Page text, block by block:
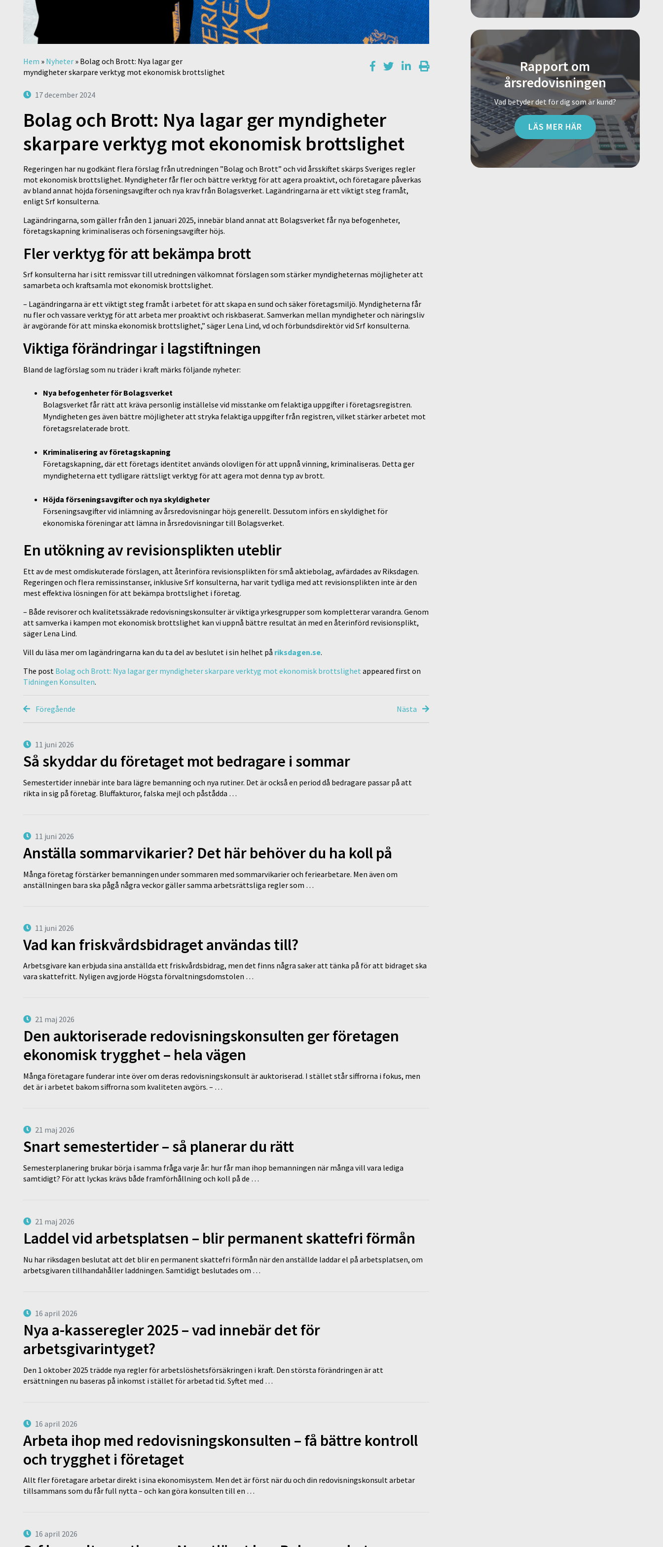
Hem » Nyheter » Bolag och Brott: Nya lagar ger
myndigheter skarpare verktyg mot ekonomisk brottslighet
17 december 2024
Bolag och Brott: Nya lagar ger myndigheter
skarpare verktyg mot ekonomisk brottslighet
Regeringen har nu godkänt flera förslag från utredningen ”Bolag och Brott” och vid årsskiftet skärps Sveriges regler
mot ekonomisk brottslighet. Myndigheter får fler och bättre verktyg för att agera proaktivt, och företagare påverkas
av bland annat höjda förseningsavgifter och nya krav från Bolagsverket. Lagändringarna är ett viktigt steg framåt,
enligt Srf konsulterna.
Lagändringarna, som gäller från den 1 januari 2025, innebär bland annat att Bolagsverket får nya befogenheter,
företagskapning kriminaliseras och förseningsavgifter höjs.
Fler verktyg för att bekämpa brott
Srf konsulterna har i sitt remissvar till utredningen välkomnat förslagen som stärker myndigheternas möjligheter att
samarbeta och kraftsamla mot ekonomisk brottslighet.
– Lagändringarna är ett viktigt steg framåt i arbetet för att skapa en sund och säker företagsmiljö. Myndigheterna får
nu fler och vassare verktyg för att arbeta mer proaktivt och riskbaserat. Samverkan mellan myndigheter och näringsliv
är avgörande för att minska ekonomisk brottslighet,” säger Lena Lind, vd och förbundsdirektör vid Srf konsulterna.
Viktiga förändringar i lagstiftningen
Bland de lagförslag som nu träder i kraft märks följande nyheter:
Nya befogenheter för Bolagsverket
Bolagsverket får rätt att kräva personlig inställelse vid misstanke om felaktiga uppgifter i företagsregistren.
Myndigheten ges även bättre möjligheter att stryka felaktiga uppgifter från registren, vilket stärker arbetet mot
företagsrelaterade brott.
Kriminalisering av företagskapning
Företagskapning, där ett företags identitet används olovligen för att uppnå vinning, kriminaliseras. Detta ger
myndigheterna ett tydligare rättsligt verktyg för att agera mot denna typ av brott.
Höjda förseningsavgifter och nya skyldigheter
Förseningsavgifter vid inlämning av årsredovisningar höjs generellt. Dessutom införs en skyldighet för
ekonomiska föreningar att lämna in årsredovisningar till Bolagsverket.
En utökning av revisionsplikten uteblir
Ett av de mest omdiskuterade förslagen, att återinföra revisionsplikten för små aktiebolag, avfärdades av Riksdagen.
Regeringen och flera remissinstanser, inklusive Srf konsulterna, har varit tydliga med att revisionsplikten inte är den
mest effektiva lösningen för att bekämpa brottslighet i företag.
– Både revisorer och kvalitetssäkrade redovisningskonsulter är viktiga yrkesgrupper som kompletterar varandra. Genom
att samverka i kampen mot ekonomisk brottslighet kan vi uppnå bättre resultat än med en återinförd revisionsplikt,
säger Lena Lind.
Vill du läsa mer om lagändringarna kan du ta del av beslutet i sin helhet på riksdagen.se.
The post Bolag och Brott: Nya lagar ger myndigheter skarpare verktyg mot ekonomisk brottslighet appeared first on
Tidningen Konsulten.
Föregående Nästa
11 juni 2026
Så skyddar du företaget mot bedragare i sommar
Semestertider innebär inte bara lägre bemanning och nya rutiner. Det är också en period då bedragare passar på att
rikta in sig på företag. Bluffakturor, falska mejl och påstådda …
11 juni 2026
Anställa sommarvikarier? Det här behöver du ha koll på
Många företag förstärker bemanningen under sommaren med sommarvikarier och feriearbetare. Men även om
anställningen bara ska pågå några veckor gäller samma arbetsrättsliga regler som …
11 juni 2026
Vad kan friskvårdsbidraget användas till?
Arbetsgivare kan erbjuda sina anställda ett friskvårdsbidrag, men det finns några saker att tänka på för att bidraget ska
vara skattefritt. Nyligen avgjorde Högsta förvaltningsdomstolen …
21 maj 2026
Den auktoriserade redovisningskonsulten ger företagen
ekonomisk trygghet – hela vägen
Många företagare funderar inte över om deras redovisningskonsult är auktoriserad. I stället står siffrorna i fokus, men
det är i arbetet bakom siffrorna som kvaliteten avgörs. – …
21 maj 2026
Snart semestertider – så planerar du rätt
Semesterplanering brukar börja i samma fråga varje år: hur får man ihop bemanningen när många vill vara lediga
samtidigt? För att lyckas krävs både framförhållning och koll på de …
21 maj 2026
Laddel vid arbetsplatsen – blir permanent skattefri förmån
Nu har riksdagen beslutat att det blir en permanent skattefri förmån när den anställde laddar el på arbetsplatsen, om
arbetsgivaren tillhandahåller laddningen. Samtidigt beslutades om …
16 april 2026
Nya a-kasseregler 2025 – vad innebär det för
arbetsgivarintyget?
Den 1 oktober 2025 trädde nya regler för arbetslöshetsförsäkringen i kraft. Den största förändringen är att
ersättningen nu baseras på inkomst i stället för arbetad tid. Syftet med …
16 april 2026
Arbeta ihop med redovisningskonsulten – få bättre kontroll
och trygghet i företaget
Allt fler företagare arbetar direkt i sina ekonomisystem. Men det är först när du och din redovisningskonsult arbetar
tillsammans som du får full nytta – och kan göra konsulten till en …
16 april 2026
Rapport om
årsredovisningen
Vad betyder det för dig som är kund?
LÄS MER HÄR